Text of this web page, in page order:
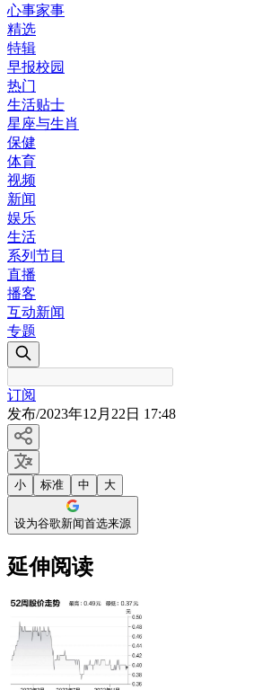
心事家事
精选
特辑
早报校园
热门
生活贴士
星座与生肖
保健
体育
视频
新闻
娱乐
生活
系列节目
直播
播客
互动新闻
专题
订阅
发布/2023年12月22日 17:48
小 标准 中 大
设为谷歌新闻首选来源
延伸阅读